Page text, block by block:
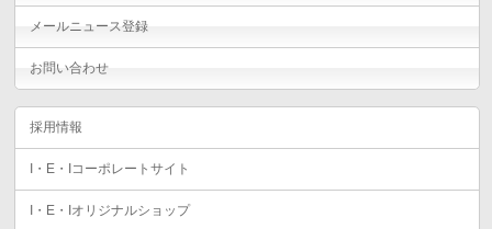
メールニュース登録
お問い合わせ
採用情報
I・E・Iコーポレートサイト
I・E・Iオリジナルショップ